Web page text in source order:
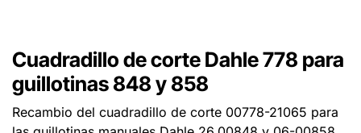
Cuadradillo de corte Dahle 778 para
guillotinas 848 y 858
Recambio del cuadradillo de corte 00778-21065 para